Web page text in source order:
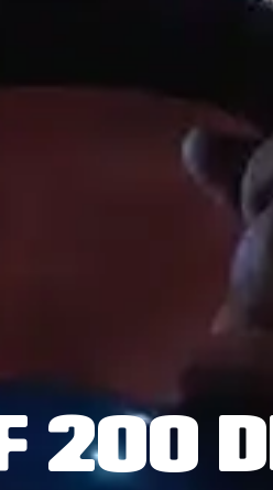
200